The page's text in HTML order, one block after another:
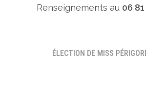
Renseignements au 06
ÉLECTION DE MISS